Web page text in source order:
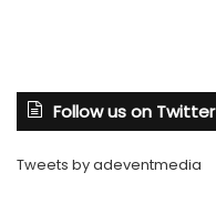
Follow us on Twitter
Tweets by adeventmedia